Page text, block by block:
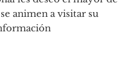
animen a visitar su